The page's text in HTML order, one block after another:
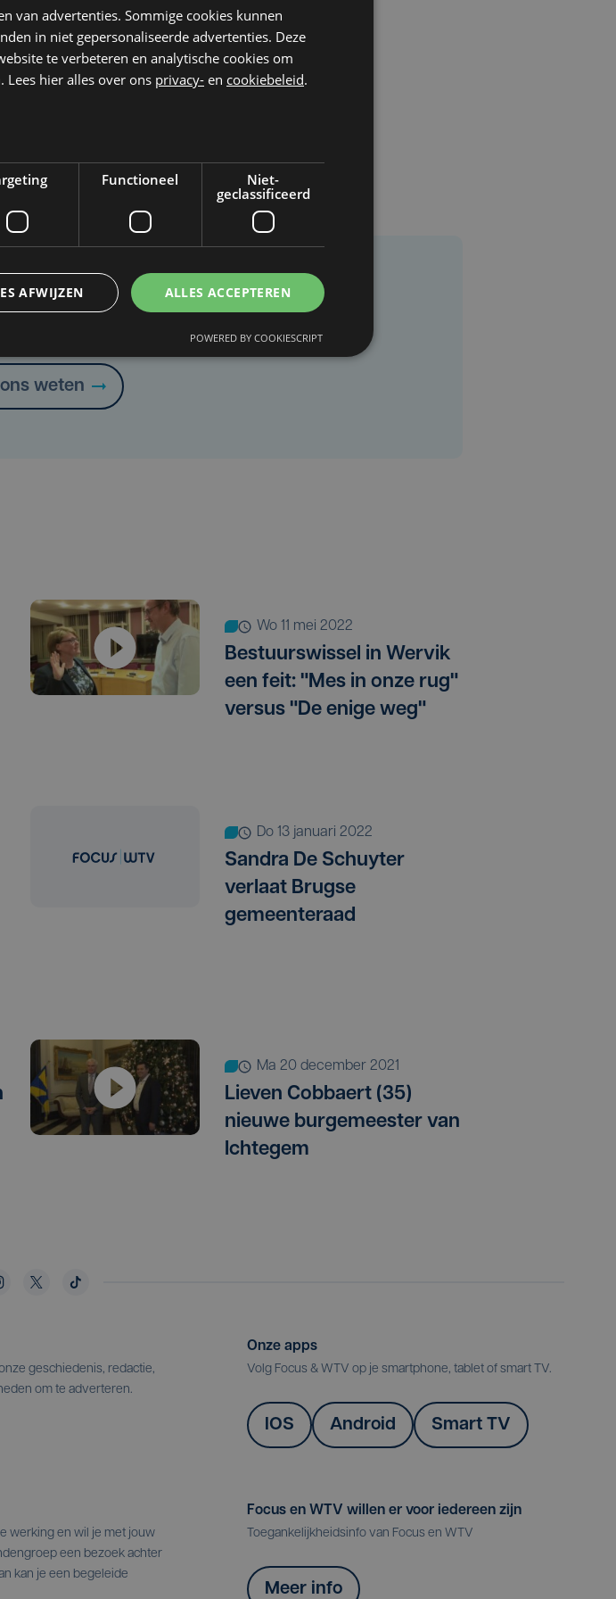
weten
wo 11 mei 2022
Bestuurswissel in Wervik
een feit: "Mes in onze rug"
versus "De enige weg"
do 13 januari 2022
Sandra De Schuyter
verlaat Brugse
gemeenteraad
ma 20 december 2021
Lieven Cobbaert (35)
nieuwe burgemeester van
Ichtegem
geschiedenis, redactie,
om te adverteren.
Onze apps
Volg Focus & WTV op je smartphone, tablet of smart TV.
IOS Android Smart TV
werking en wil je met jouw
een bezoek achter
kan je een begeleide
Focus en WTV willen er voor iedereen zijn
Toegankelijkheidsinfo van Focus en WTV
Meer info
van advertenties. Sommige cookies kunnen
in niet gepersonaliseerde advertenties. Deze
te verbeteren en analytische cookies om
hier alles over ons privacy- en cookiebeleid.
Functioneel
Niet-
geclassificeerd
ALLES ACCEPTEREN
AFWIJZEN
POWERED BY COOKIESCRIPT